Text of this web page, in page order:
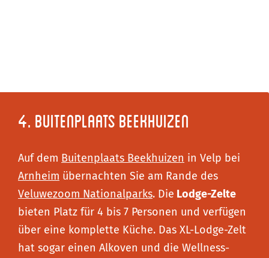
4. Buitenplaats Beekhuizen
Auf dem Buitenplaats Beekhuizen in Velp bei
Arnheim übernachten Sie am Rande des
Veluwezoom Nationalparks. Die Lodge-Zelte
bieten Platz für 4 bis 7 Personen und verfügen
über eine komplette Küche. Das XL-Lodge-Zelt
hat sogar einen Alkoven und die Wellness-